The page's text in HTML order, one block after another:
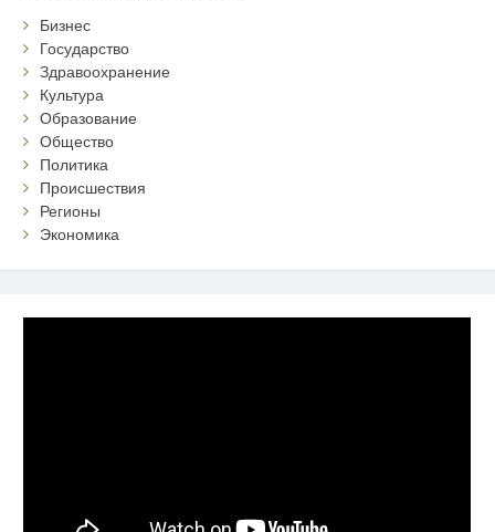
Бизнес
Государство
Здравоохранение
Культура
Образование
Общество
Политика
Происшествия
Регионы
Экономика